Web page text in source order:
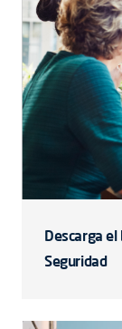
Descarga
Seguridad